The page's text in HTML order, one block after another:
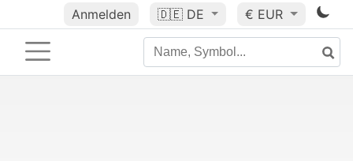
Anmelden 🇩🇪 DE € EUR